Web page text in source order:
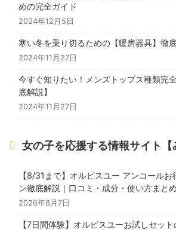
めの完全ガイド
2024年12月5日
寒い冬を乗り切るための【暖房器具】徹
2024年11月27日
今すぐ知りたい！メンズトップス種類完
底解説】
2024年11月27日
女の子を応援する情報サイト【
【8/31まで】オルビスユー アンコール
ン徹底解説｜口コミ・成分・使い方まとめ
2026年8月7日
【7日間体験】オルビスユーお試しセッ